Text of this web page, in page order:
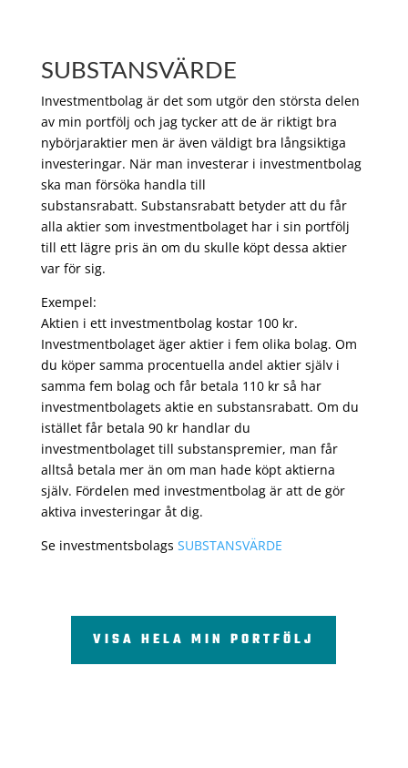
SUBSTANSVÄRDE
Investmentbolag är det som utgör den största delen
av min portfölj och jag tycker att de är riktigt bra
nybörjaraktier men är även väldigt bra långsiktiga
investeringar. När man investerar i investmentbolag
ska man försöka handla till
substansrabatt. Substansrabatt betyder att du får
alla aktier som investmentbolaget har i sin portfölj
till ett lägre pris än om du skulle köpt dessa aktier
var för sig.
Exempel:
Aktien i ett investmentbolag kostar 100 kr.
Investmentbolaget äger aktier i fem olika bolag. Om
du köper samma procentuella andel aktier själv i
samma fem bolag och får betala 110 kr så har
investmentbolagets aktie en substansrabatt. Om du
istället får betala 90 kr handlar du
investmentbolaget till substanspremier, man får
alltså betala mer än om man hade köpt aktierna
själv. Fördelen med investmentbolag är att de gör
aktiva investeringar åt dig.
Se investmentsbolags SUBSTANSVÄRDE
VISA HELA MIN PORTFÖLJ